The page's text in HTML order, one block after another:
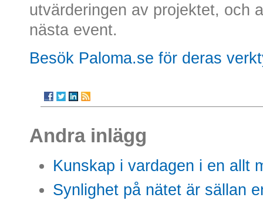
utvärderingen av projektet, och
nästa event.
Besök Paloma.se för deras
Andra inlägg
Kunskap i vardagen i en allt
Synlighet på nätet är sällan